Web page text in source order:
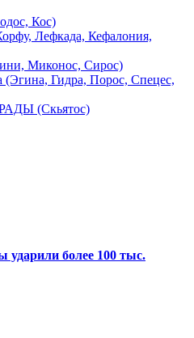
Кос)
Лефкада, Кефалония,
Миконос, Сирос)
Гидра, Порос, Спецес,
(Скьятос)
ударили более 100 тыс.